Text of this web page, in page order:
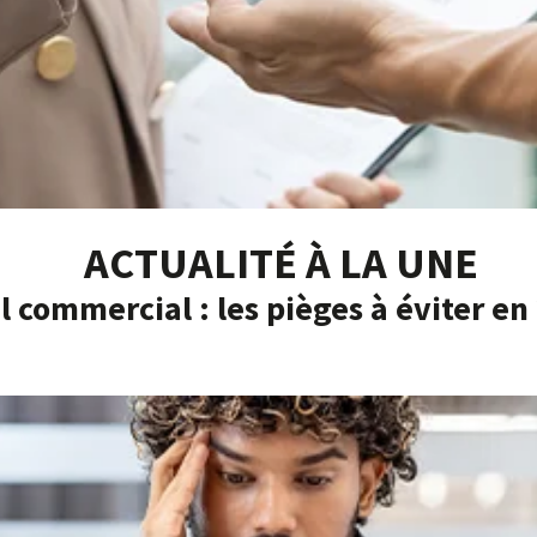
ACTUALITÉ À LA UNE
commercial : les pièges à éviter en